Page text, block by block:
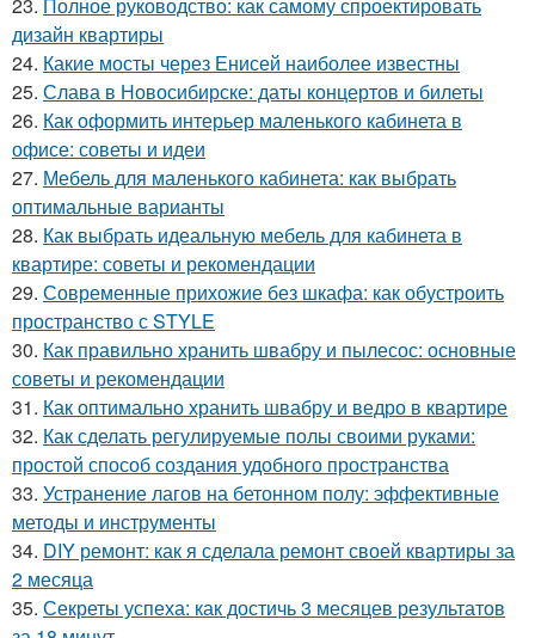
дизайн квартиры
24. Какие мосты через Енисей наиболее известны
25. Слава в Новосибирске: даты концертов и билеты
26. Как оформить интерьер маленького кабинета в
офисе: советы и идеи
27. Мебель для маленького кабинета: как выбрать
оптимальные варианты
28. Как выбрать идеальную мебель для кабинета в
квартире: советы и рекомендации
29. Современные прихожие без шкафа: как обустроить
пространство с STYLE
30. Как правильно хранить швабру и пылесос: основные
советы и рекомендации
31. Как оптимально хранить швабру и ведро в квартире
32. Как сделать регулируемые полы своими руками:
простой способ создания удобного пространства
33. Устранение лагов на бетонном полу: эффективные
методы и инструменты
34. DIY ремонт: как я сделала ремонт своей квартиры за
2 месяца
35. Секреты успеха: как достичь 3 месяцев результатов